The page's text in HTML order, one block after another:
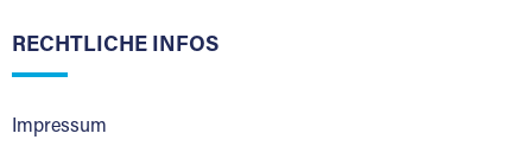
RECHTLICHE INFOS
Impressum